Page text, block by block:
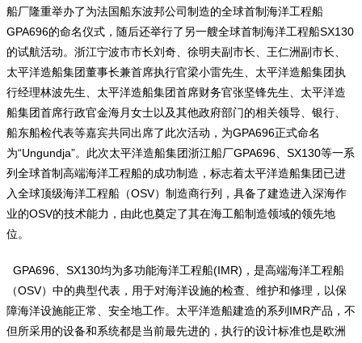
船厂隆重举办了为法国船东波邦公司制造的全球首制海洋工程船
GPA696的命名仪式，随后还举行了另一艘全球首制海洋工程船SX130
的试航活动。浙江宁波市市长刘奇、徐明夫副市长、王仁洲副市长、
太平洋造船集团董事长兼首席执行官梁小雷先生、太平洋造船集团执
行经理林波先生、太平洋造船集团首席财务官张坚锋先生、太平洋造
船集团首席行政官金海月女士以及其他政府部门的相关领导、银行、
船东船检代表等嘉宾共同出席了此次活动，为GPA696正式命名
为“Ungundja”。此次太平洋造船集团浙江船厂GPA696、SX130等一系
列全球首制高端海洋工程船的成功制造，标志着太平洋造船集团已进
入全球顶级海洋工程船（OSV）制造商行列，具备了建造进入深海作
业的OSV的技术能力，由此也奠定了其在海工船制造领域的领先地
位。
GPA696、SX130均为多功能海洋工程船(IMR)，是高端海洋工程船
（OSV）中的典型代表，用于对海洋设施的检查、维护和修理，以保
障海洋设施能正常、安全地工作。太平洋造船建造的系列IMR产品，不
但所采用的设备和系统都是当前最先进的，执行的设计标准也是欧洲